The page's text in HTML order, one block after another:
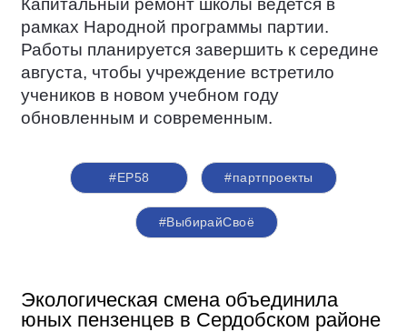
Капитальный ремонт школы ведется в
рамках Народной программы партии.
Работы планируется завершить к середине
августа, чтобы учреждение встретило
учеников в новом учебном году
обновленным и современным.
#ЕР58 #партпроекты
#ВыбирайСвоё
Экологическая смена объединила
юных пензенцев в Сердобском районе